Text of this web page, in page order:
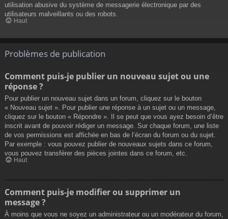
utilisation abusive du système de messagerie électronique par des
utilisateurs malveillants ou des robots.
Haut
Problèmes de publication
Comment puis-je publier un nouveau sujet ou une
réponse ?
Pour publier un nouveau sujet dans un forum, cliquez sur le bouton
« Nouveau sujet ». Pour publier une réponse à un sujet ou un message,
cliquez sur le bouton « Répondre ». Il se peut que vous ayez besoin d’être
inscrit avant de pouvoir rédiger un message. Sur chaque forum, une liste
de vos permissions est affichée en bas de l’écran du forum ou du sujet.
Par exemple : vous pouvez publier de nouveaux sujets dans ce forum,
vous pouvez transférer des pièces jointes dans ce forum, etc.
Haut
Comment puis-je modifier ou supprimer un
message ?
À moins que vous ne soyez un administrateur ou un modérateur du forum,